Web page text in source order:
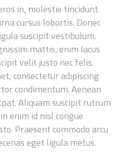
in, molestie tincidunt
cursus lobortis. Donec
suscipit vestibulum.
mattis, enim lacus
velit justo nec felis.
consectetur adipiscing
condimentum. Aenean
Aliquam suscipit rutrum
enim id nisl congue
Praesent commodo arcu
eget ligula metus.